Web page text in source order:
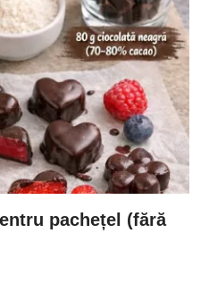
pachețel (fără